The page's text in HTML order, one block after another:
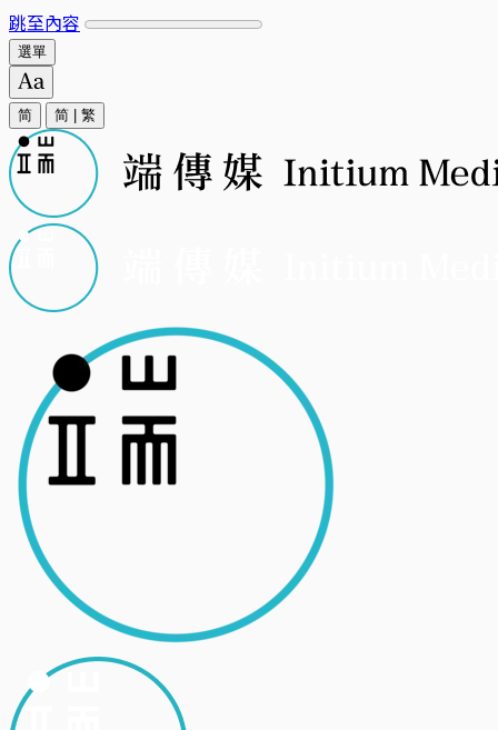
跳至內容
選單
简 简 繁